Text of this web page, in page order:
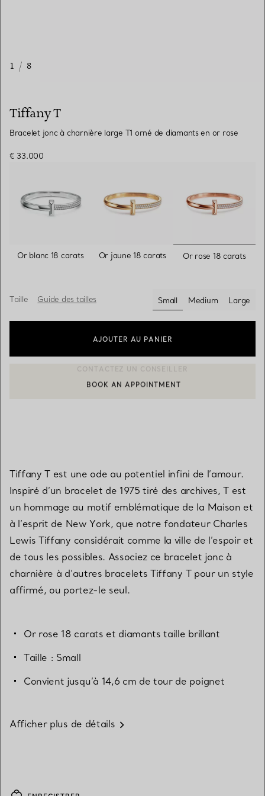
1 / 8
Tiffany T
Bracelet jonc à charnière large T1 orné de diamants en or rose
€ 33.000
Or blanc 18 carats Or jaune 18 carats Or rose 18 carats
Taille Guide des tailles
Small
sélectionnés
Medium Large
AJOUTER AU PANIER
CONTACTER UN CONSEILLER CLIENT OU PRENDRE RENDEZ-
BOOK AN APPOINTMENT
Tiffany T est une ode au potentiel infini de l’amour.
Inspiré d’un bracelet de 1975 tiré des archives, T est
un hommage au motif emblématique de la Maison et
à l’esprit de New York, que notre fondateur Charles
Lewis Tiffany considérait comme la ville de l’espoir et
de tous les possibles. Associez ce bracelet jonc à
charnière à d’autres bracelets Tiffany T pour un style
affirmé, ou portez-le seul.
Or rose 18 carats et diamants taille brillant
Taille : Small
Convient jusqu’à 14,6 cm de tour de poignet
Afficher plus de détails